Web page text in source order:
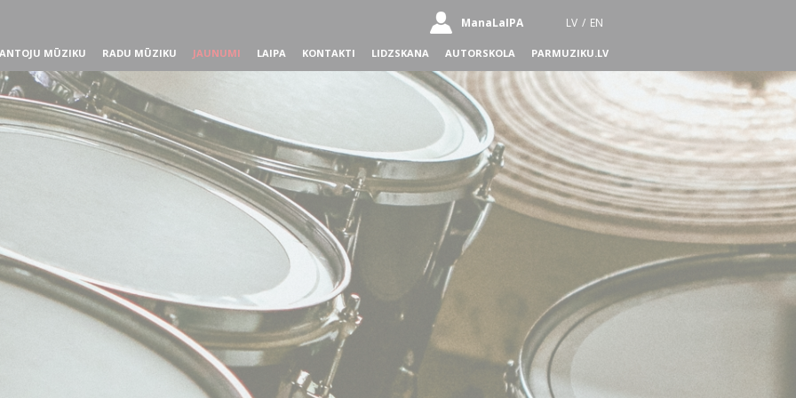
ManaLaIPA LV / EN
MŪZIKU RADU MŪZIKU JAUNUMI LAIPA KONTAKTI LIDZSKANA AUTORSKOLA PARMUZIKU.LV